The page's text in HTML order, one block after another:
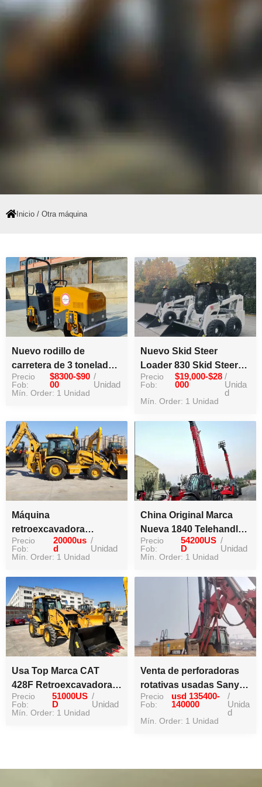
Inicio / Otra máquina
Nuevo rodillo de
carretera de 3 toneladas
Mini doble rodillo de
acero para la venta
Precio
Fob:
$8300-$90
00
/
Unidad
Mín. Order: 1 Unidad
Nuevo Skid Steer
Loader 830 Skid Steer
Loader Diesel Cargador
Precio
Fob:
$19,000-$28
000
/
Unida
d
Mín. Order: 1 Unidad
Máquina
retroexcavadora
cargadora hidráulica
CAT 420F
Precio
Fob:
20000us
d
/
Unidad
Mín. Order: 1 Unidad
China Original Marca
Nueva 1840 Telehandler
CE / EPA 17.5-18meter
4ton carretilla elevadora
Precio
Fob:
54200US
D
/
Unidad
Mín. Order: 1 Unidad
Usa Top Marca CAT
428F Retroexcavadora
Cargadora para la venta
caliente en la acción
Precio
Fob:
51000US
D
/
Unidad
Mín. Order: 1 Unidad
Venta de perforadoras
rotativas usadas Sany
Sr235
Precio
Fob:
usd 135400-
140000
/
Unida
d
Mín. Order: 1 Unidad